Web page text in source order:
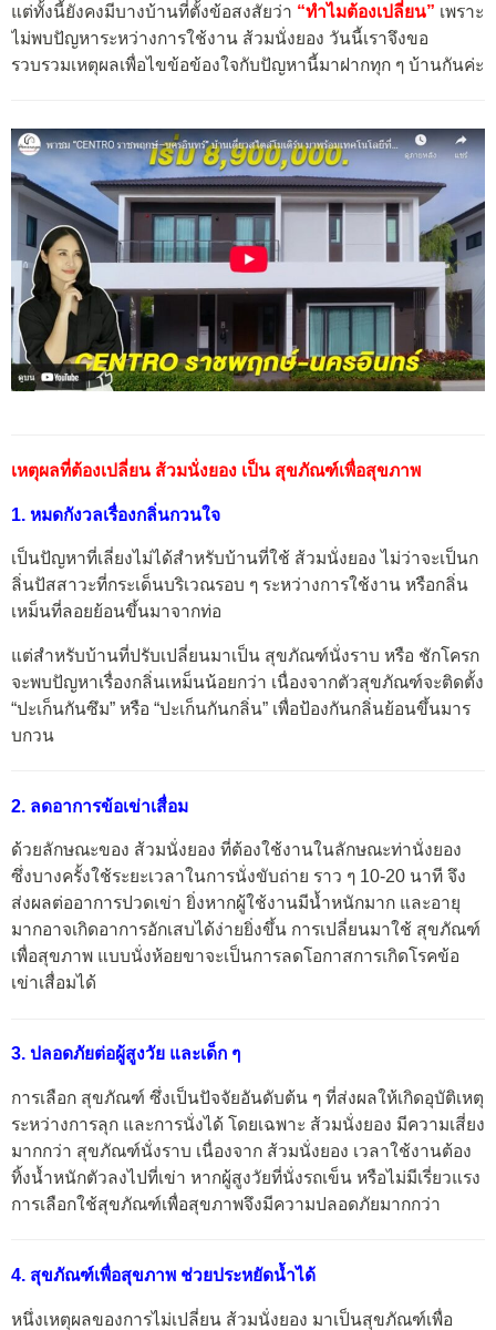
แต่ทั้งนี้ยังคงมีบางบ้านที่ตั้งข้อสงสัยว่า “ทำไมต้องเปลี่ยน” เพราะ
ไม่พบปัญหาระหว่างการใช้งาน ส้วมนั่งยอง วันนี้เราจึงขอ
รวบรวมเหตุผลเพื่อไขข้อข้องใจกับปัญหานี้มาฝากทุก ๆ บ้านกันค่ะ
เหตุผลที่ต้องเปลี่ยน ส้วมนั่งยอง เป็น สุขภัณฑ์เพื่อสุขภาพ
1. หมดกังวลเรื่องกลิ่นกวนใจ
เป็นปัญหาที่เลี่ยงไม่ได้สำหรับบ้านที่ใช้ ส้วมนั่งยอง ไม่ว่าจะเป็นก
ลิ่นปัสสาวะที่กระเด็นบริเวณรอบ ๆ ระหว่างการใช้งาน หรือกลิ่น
เหม็นที่ลอยย้อนขึ้นมาจากท่อ
แต่สำหรับบ้านที่ปรับเปลี่ยนมาเป็น สุขภัณฑ์นั่งราบ หรือ ชักโครก
จะพบปัญหาเรื่องกลิ่นเหม็นน้อยกว่า เนื่องจากตัวสุขภัณฑ์จะติดตั้ง
“ปะเก็นกันซึม” หรือ “ปะเก็นกันกลิ่น” เพื่อป้องกันกลิ่นย้อนขึ้นมาร
บกวน
2. ลดอาการข้อเข่าเสื่อม
ด้วยลักษณะของ ส้วมนั่งยอง ที่ต้องใช้งานในลักษณะท่านั่งยอง
ซึ่งบางครั้งใช้ระยะเวลาในการนั่งขับถ่าย ราว ๆ 10-20 นาที จึง
ส่งผลต่ออาการปวดเข่า ยิ่งหากผู้ใช้งานมีน้ำหนักมาก และอายุ
มากอาจเกิดอาการอักเสบได้ง่ายยิ่งขึ้น การเปลี่ยนมาใช้ สุขภัณฑ์
เพื่อสุขภาพ แบบนั่งห้อยขาจะเป็นการลดโอกาสการเกิดโรคข้อ
เข่าเสื่อมได้
3. ปลอดภัยต่อผู้สูงวัย และเด็ก ๆ
การเลือก สุขภัณฑ์ ซึ่งเป็นปัจจัยอันดับต้น ๆ ที่ส่งผลให้เกิดอุบัติเหตุ
ระหว่างการลุก และการนั่งได้ โดยเฉพาะ ส้วมนั่งยอง มีความเสี่ยง
มากกว่า สุขภัณฑ์นั่งราบ เนื่องจาก ส้วมนั่งยอง เวลาใช้งานต้อง
ทิ้งน้ำหนักตัวลงไปที่เข่า หากผู้สูงวัยที่นั่งรถเข็น หรือไม่มีเรี่ยวแรง
การเลือกใช้สุขภัณฑ์เพื่อสุขภาพจึงมีความปลอดภัยมากกว่า
4. สุขภัณฑ์เพื่อสุขภาพ ช่วยประหยัดน้ำได้
หนึ่งเหตุผลของการไม่เปลี่ยน ส้วมนั่งยอง มาเป็นสุขภัณฑ์เพื่อ